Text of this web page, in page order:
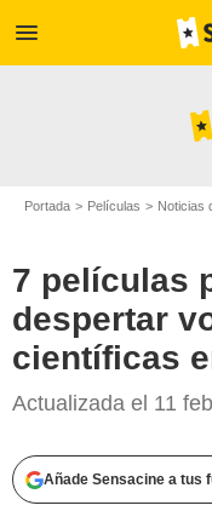
menu
Portada Películas Noticias
7 películas
despertar
científicas
Actualizada el 11
Añade Sensacine a tus